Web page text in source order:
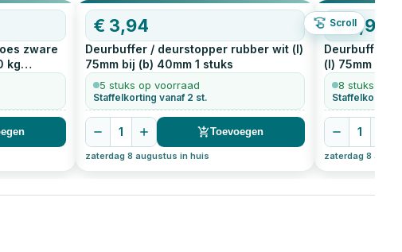
Scroll
zware
kg
€ 3,94
Deurbuffer / deurstopper rubber wit (l)
75mm bij (b) 40mm 1 stuks
5 stuks op voorraad
Staffelkorting vanaf 2 st.
1 Toevoegen
zaterdag 8 augustus in huis
€3,94
Deurbuffer /
(l) 75mm bij
8 stuks op
Staffelkorting
1
zaterdag 8